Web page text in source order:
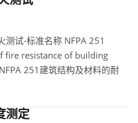
测试-标准名称 NFPA 251
fire resistance of building
251建筑结构及材料的耐
测定